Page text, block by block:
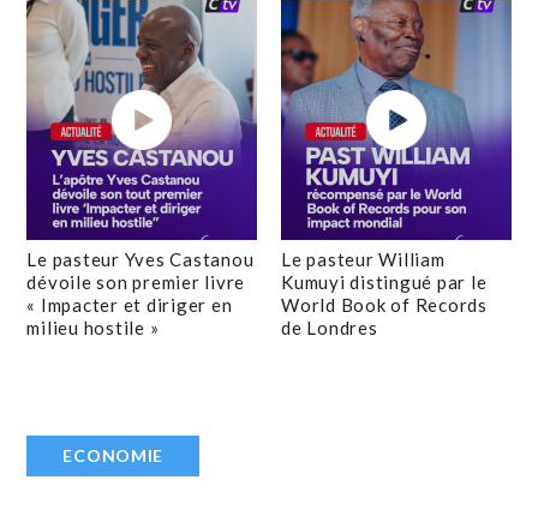
Le pasteur Yves Castanou
dévoile son premier livre
« Impacter et diriger en
milieu hostile »
Le pasteur William
Kumuyi distingué par le
World Book of Records
de Londres
ECONOMIE